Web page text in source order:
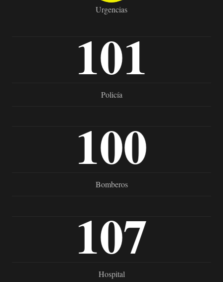
Urgencias
101
Policía
100
Bomberos
107
Hospital